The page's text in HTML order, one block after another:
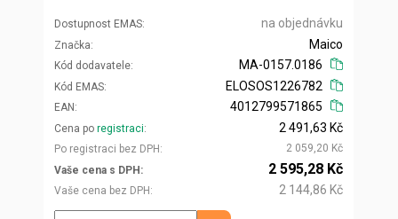
Dostupnost EMAS na objednávku
Značka
Kód dodavatele
Maico
MA-0157.0186
Kód EMAS
EAN
ELOSOS1226782
4012799571865
Cena po registraci
Po registraci bez DPH
2 491,63 Kč
2 059,20 Kč
Vaše cena s DPH
Vaše cena bez DPH
2 595,28 Kč
2 144,86 Kč